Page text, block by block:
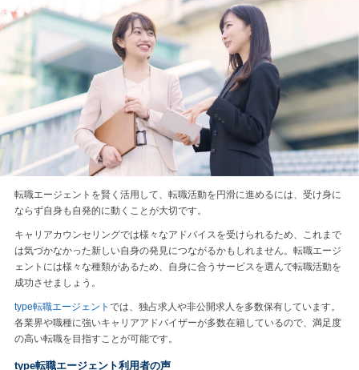
転職エージェントを賢く活用して、転職活動を円滑に進めるには、受け身に
ならず自身も自発的に動くことが大切です。
キャリアカウンセリングでは様々なアドバイスを受けられるため、これまで
は気づかなかった新しい自身の発見につながるかもしれません。転職エージ
ェントには様々な種類があるため、自身に合うサービスを選んで転職活動を
成功させましょう。
type転職エージェント では、独占求人や非公開求人を多数保有しています。
各業界や職種に強いキャリアアドバイザーが多数在籍しているので、満足度
の高い転職を目指すことが可能です。
type転職エージェント利用者の声